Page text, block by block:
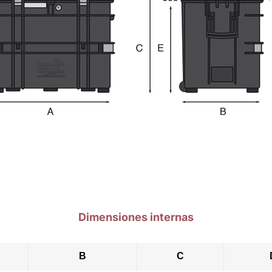
Dimensiones internas
B C